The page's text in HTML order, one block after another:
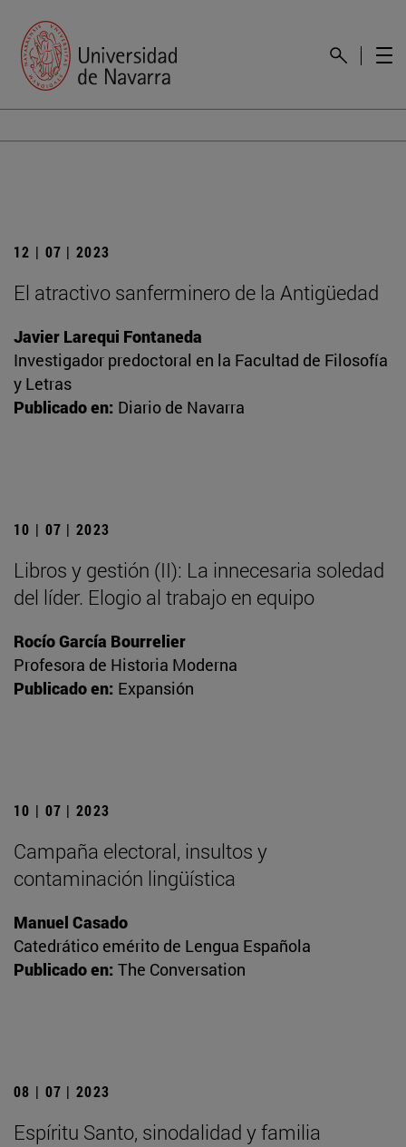
12 | 07 | 2023
El atractivo sanferminero de la Antigüedad
Javier Larequi Fontaneda
Investigador predoctoral en la Facultad de Filosofía
y Letras
Publicado en: Diario de Navarra
10 | 07 | 2023
Libros y gestión (II): La innecesaria soledad
del líder. Elogio al trabajo en equipo
Rocío García Bourrelier
Profesora de Historia Moderna
Publicado en: Expansión
10 | 07 | 2023
Campaña electoral, insultos y
contaminación lingüística
Manuel Casado
Catedrático emérito de Lengua Española
Publicado en: The Conversation
08 | 07 | 2023
Espíritu Santo, sinodalidad y familia